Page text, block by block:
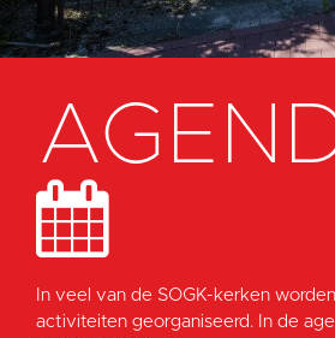
In veel van de SOGK-kerken
activiteiten georganiseerd. In de